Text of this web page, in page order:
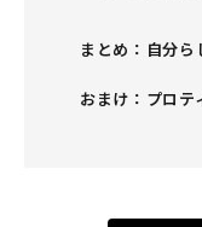
まとめ：自分
おまけ：プロテ